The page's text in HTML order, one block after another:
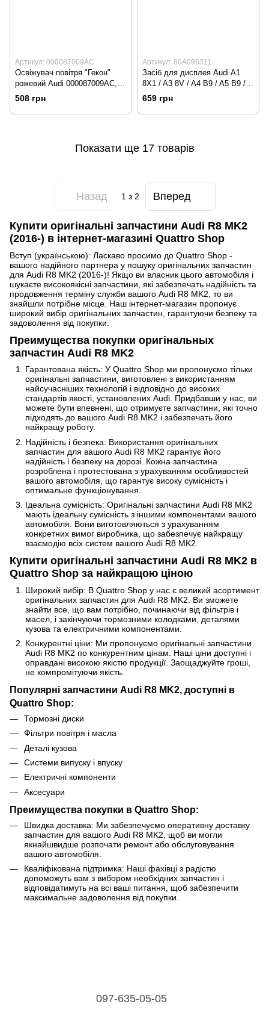
Артикул: 000087009AC
Освіжувач повітря "Гекон"
рожевий Audi 000087009AC,
000 087 009 AC
508 грн
Артикул: 80A096311
Засіб для дисплея Audi A1
8X1 / A3 8V / A4 B9 / A5 B9 /
A6 C7 / A7 C8 / Allroad B9 / Q5
B9 / Q7 80A096311, 80A 096
311
659 грн
Показати ще 17 товарів
Назад 1з 2 Вперед
Купити оригінальні запчастини Audi R8 MK2
(2016-) в інтернет-магазині Quattro Shop
Вступ (українською): Ласкаво просимо до Quattro Shop -
вашого надійного партнера у пошуку оригінальних запчастин
для Audi R8 MK2 (2016-)! Якщо ви власник цього автомобіля і
шукаєте високоякісні запчастини, які забезпечать надійність та
продовження терміну служби вашого Audi R8 MK2, то ви
знайшли потрібне місце. Наш інтернет-магазин пропонує
широкий вибір оригінальних запчастин, гарантуючи безпеку та
задоволення від покупки.
Преимущества покупки оригінальных
запчастин Audi R8 MK2
Гарантована якість: У Quattro Shop ми пропонуємо тільки
оригінальні запчастини, виготовлені з використанням
найсучасніших технологій і відповідно до високих
стандартів якості, установлених Audi. Придбавши у нас, ви
можете бути впевнені, що отримуєте запчастини, які точно
підходять до вашого Audi R8 MK2 і забезпечать його
найкращу роботу.
Надійність і безпека: Використання оригінальних
запчастин для вашого Audi R8 MK2 гарантує його
надійність і безпеку на дорозі. Кожна запчастина
розроблена і протестована з урахуванням особливостей
вашого автомобіля, що гарантує високу сумісність і
оптимальне функціонування.
Ідеальна сумісність: Оригінальні запчастини Audi R8 MK2
мають ідеальну сумісність з іншими компонентами вашого
автомобіля. Вони виготовляються з урахуванням
конкретних вимог виробника, що забезпечує найкращу
взаємодію всіх систем вашого Audi R8 MK2.
Купити оригінальні запчастини Audi R8 MK2 в
Quattro Shop за найкращою ціною
Широкий вибір: В Quattro Shop у нас є великий асортимент
оригінальних запчастин для Audi R8 MK2. Ви зможете
знайти все, що вам потрібно, починаючи від фільтрів і
масел, і закінчуючи тормозними колодками, деталями
кузова та електричними компонентами.
Конкурентні ціни: Ми пропонуємо оригінальні запчастини
Audi R8 MK2 по конкурентним цінам. Наші ціни доступні і
оправдані високою якістю продукції. Заощаджуйте гроші,
не компромітуючи якість.
Популярні запчастини Audi R8 MK2, доступні в
Quattro Shop:
Тормозні диски
Фільтри повітря і масла
Деталі кузова
Системи випуску і впуску
Електричні компоненти
Аксесуари
Преимущества покупки в Quattro Shop:
Швидка доставка: Ми забезпечуємо оперативну доставку
запчастин для вашого Audi R8 MK2, щоб ви могли
якнайшвидше розпочати ремонт або обслуговування
вашого автомобіля.
Кваліфікована підтримка: Наші фахівці з радістю
допоможуть вам з вибором необхідних запчастин і
відповідатимуть на всі ваші питання, щоб забезпечити
максимальне задоволення від покупки.
097-635-05-05